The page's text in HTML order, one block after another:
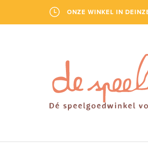
ONZE WINKEL IN